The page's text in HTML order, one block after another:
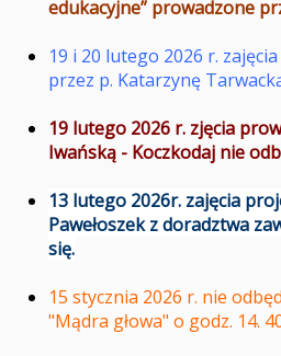
edukacyjne” prowadzone
19 i 20 lutego 2026 r.
przez p. Katarzynę
19 lutego 2026 r. zjęcia
Iwańską - Koczkodaj nie
13 lutego 2026r. zajęcia
Pawełoszek z doradztwa
się.
15 stycznia 2026 r. nie
"Mądra głowa" o godz. 14.